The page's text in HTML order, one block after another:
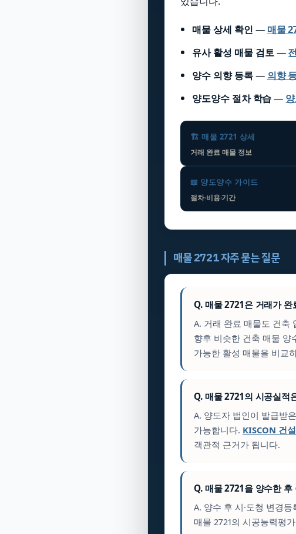
매물 상세 확인 — 매물
유사 활성 매물 검토—
양수 의향 등록— 의향
양도양수 절차 학습—
🏗️ 매물 2721 상세
거래 완료 매물 정보
📖 양도양수 가이드
절차·비용·기간
매물 2721 자주 묻는 질문
Q. 매물 2721은 거래가
A. 거래 완료 매물도 건축
향후 비슷한 건축 매물 양
가능한 활성 매물을 비교
Q. 매물 2721의 시공실적
A. 양도자 법인이 발급받은
가능합니다. KISCON 건
객관적 근거가 됩니다.
Q. 매물 2721을 양수한
A. 양수 후 시·도청 변경
매물 2721의 시공능력평